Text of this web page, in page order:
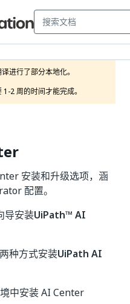
进行了部分本地化。
2 周的时间才能完成。
安装和升级选项，涵
配置。
导安装UiPath™ AI
种方式安装UiPath AI
中安装 AI Center